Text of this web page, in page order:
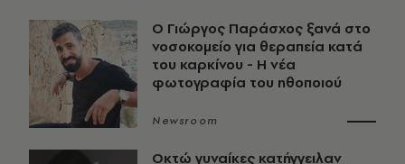
O Γιώργος Παράσχος ξανά στο
νοσοκομείο για θεραπεία κατά
του καρκίνου - Η νέα
φωτογραφία του ηθοποιού
Newsroom
Οκτώ γυναίκες κατήγγειλαν